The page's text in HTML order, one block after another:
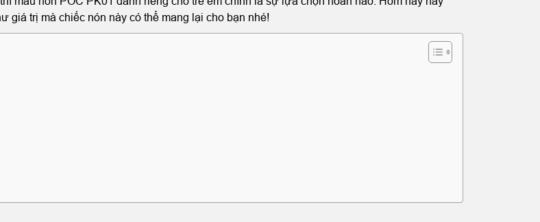
giá trị mà chiếc nón này có thể mang lại cho bạn nhé!